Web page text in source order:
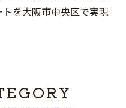
を大阪市中央区で実現